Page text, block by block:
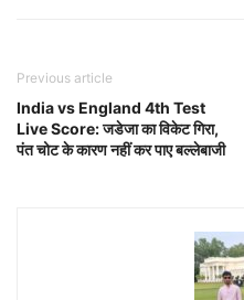
Previous article
India vs England 4th Test
Live Score: जडेजा का विकेट गिरा,
पंत चोट के कारण नहीं कर पाए बल्लेबाजी